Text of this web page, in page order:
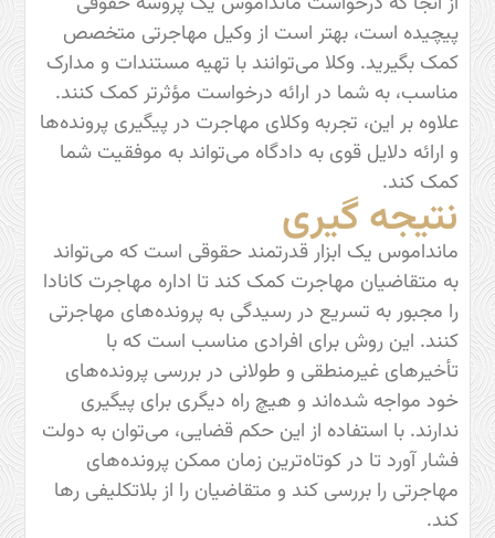
پیچیده است، بهتر است از وکیل مهاجرتی متخصص
کمک بگیرید. وکلا می‌توانند با تهیه مستندات و مدارک
مناسب، به شما در ارائه درخواست مؤثرتر کمک کنند.
علاوه بر این، تجربه وکلای مهاجرت در پیگیری پرونده‌ها
و ارائه دلایل قوی به دادگاه می‌تواند به موفقیت شما
کمک کند.
نتیجه گیری
مانداموس یک ابزار قدرتمند حقوقی است که می‌تواند
به متقاضیان مهاجرت کمک کند تا اداره مهاجرت کانادا
را مجبور به تسریع در رسیدگی به پرونده‌های مهاجرتی
کنند. این روش برای افرادی مناسب است که با
تأخیرهای غیرمنطقی و طولانی در بررسی پرونده‌های
خود مواجه شده‌اند و هیچ راه دیگری برای پیگیری
ندارند. با استفاده از این حکم قضایی، می‌توان به دولت
فشار آورد تا در کوتاه‌ترین زمان ممکن پرونده‌های
مهاجرتی را بررسی کند و متقاضیان را از بلاتکلیفی رها
کند.